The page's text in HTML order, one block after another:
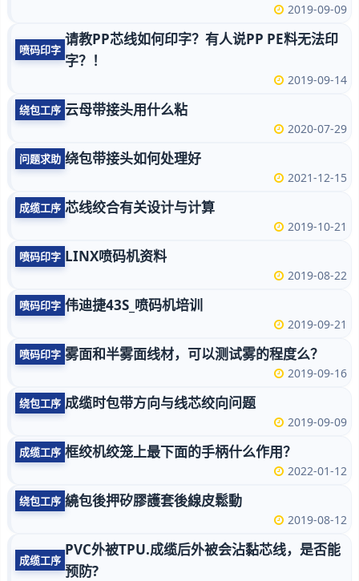
2019-09-09
喷码印字
请教PP芯线如何印字？有人说PP PE料无法印
字？！
2019-09-14
绕包工序 云母带接头用什么粘
2020-07-29
问题求助 绕包带接头如何处理好
2021-12-15
成缆工序 芯线绞合有关设计与计算
2019-10-21
喷码印字 LINX喷码机资料
2019-08-22
喷码印字 伟迪捷43S_喷码机培训
2019-09-21
喷码印字 雾面和半雾面线材，可以测试雾的程度么？
2019-09-16
绕包工序 成缆时包带方向与线芯绞向问题
2019-09-09
成缆工序 框绞机绞笼上最下面的手柄什么作用？
2022-01-12
绕包工序 繞包後押矽膠護套後線皮鬆動
2019-08-12
成缆工序
PVC外被TPU.成缆后外被会沾黏芯线，是否能
预防?